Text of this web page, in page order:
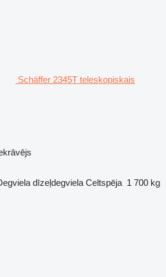
Schäffer 2345T teleskopiskais
dīzeļdegviela Celtspēja 1 700 kg